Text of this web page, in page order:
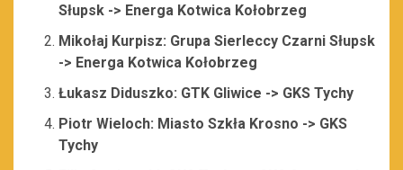
Słupsk -> Energa Kotwica Kołobrzeg
Mikołaj Kurpisz: Grupa Sierleccy Czarni Słupsk
-> Energa Kotwica Kołobrzeg
Łukasz Diduszko: GTK Gliwice -> GKS Tychy
Piotr Wieloch: Miasto Szkła Krosno -> GKS
Tychy